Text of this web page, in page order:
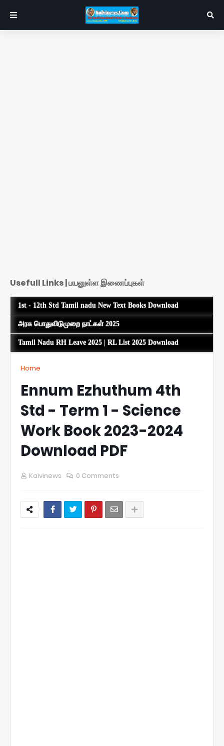
Usefull Links | பயனுள்ள இணைப்புகள்
1st - 12th Std Tamil nadu New Text Books Download
அரசு பொதுவிடுமுறை நாட்கள் 2025
Tamil Nadu RH Leave 2025 | RL List 2025 Download
Home
Ennum Ezhuthum 4th
Std - Term 1 - Science
Work Book 2023-2024
Download PDF
Kalvinews 0 Comments